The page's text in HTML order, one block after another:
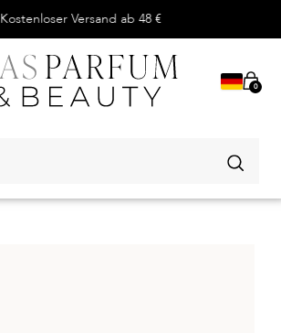
Kostenloser Versand ab 48 €
0